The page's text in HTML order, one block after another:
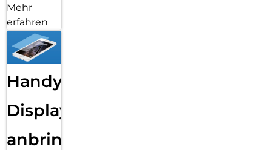
Mehr
erfahren
Handy
Displayfolie
anbringen